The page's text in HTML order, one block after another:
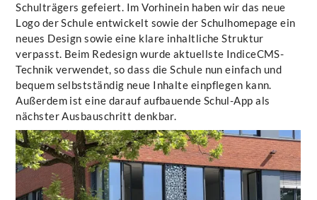
Schulträgers gefeiert. Im Vorhinein haben wir das neue
Logo der Schule entwickelt sowie der Schulhomepage ein
neues Design sowie eine klare inhaltliche Struktur
verpasst. Beim Redesign wurde aktuellste IndiceCMS-
Technik verwendet, so dass die Schule nun einfach und
bequem selbstständig neue Inhalte einpflegen kann.
Außerdem ist eine darauf aufbauende Schul-App als
nächster Ausbauschritt denkbar.